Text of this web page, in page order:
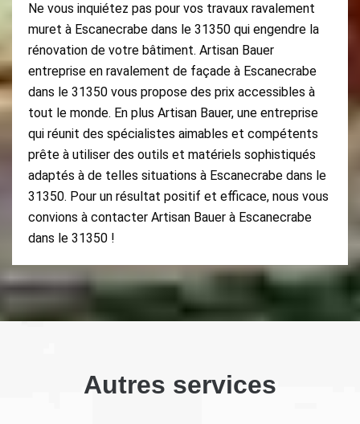
Ne vous inquiétez pas pour vos travaux ravalement
muret à Escanecrabe dans le 31350 qui engendre la
rénovation de votre bâtiment. Artisan Bauer
entreprise en ravalement de façade à Escanecrabe
dans le 31350 vous propose des prix accessibles à
tout le monde. En plus Artisan Bauer, une entreprise
qui réunit des spécialistes aimables et compétents
prête à utiliser des outils et matériels sophistiqués
adaptés à de telles situations à Escanecrabe dans le
31350. Pour un résultat positif et efficace, nous vous
convions à contacter Artisan Bauer à Escanecrabe
dans le 31350 !
Autres services